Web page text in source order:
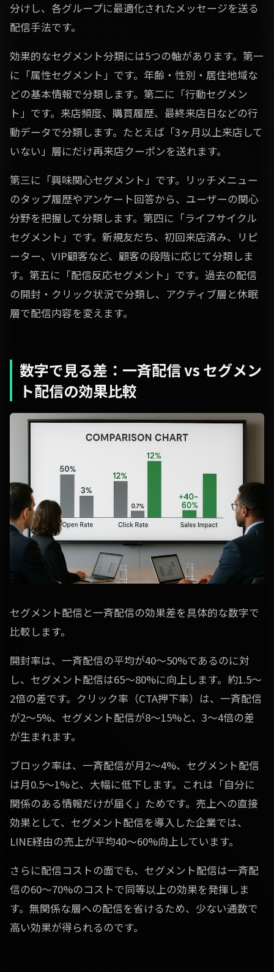
分けし、各グループに最適化されたメッセージを送る
配信手法です。
効果的なセグメント分類には5つの軸があります。第一
に「属性セグメント」です。年齢・性別・居住地域な
どの基本情報で分類します。第二に「行動セグメン
ト」です。来店頻度、購買履歴、最終来店日などの行
動データで分類します。たとえば「3ヶ月以上来店して
いない」層にだけ再来店クーポンを送れます。
第三に「興味関心セグメント」です。リッチメニュー
のタップ履歴やアンケート回答から、ユーザーの関心
分野を把握して分類します。第四に「ライフサイクル
セグメント」です。新規友だち、初回来店済み、リピ
ーター、VIP顧客など、顧客の段階に応じて分類しま
す。第五に「配信反応セグメント」です。過去の配信
の開封・クリック状況で分類し、アクティブ層と休眠
層で配信内容を変えます。
数字で見る差：一斉配信 vs セグメン
ト配信の効果比較
セグメント配信と一斉配信の効果差を具体的な数字で
比較します。
開封率は、一斉配信の平均が40〜50%であるのに対
し、セグメント配信は65〜80%に向上します。約1.5〜
2倍の差です。クリック率（CTA押下率）は、一斉配信
が2〜5%、セグメント配信が8〜15%と、3〜4倍の差
が生まれます。
ブロック率は、一斉配信が月2〜4%、セグメント配信
は月0.5〜1%と、大幅に低下します。これは「自分に
関係のある情報だけが届く」ためです。売上への直接
効果として、セグメント配信を導入した企業では、
LINE経由の売上が平均40〜60%向上しています。
さらに配信コストの面でも、セグメント配信は一斉配
信の60〜70%のコストで同等以上の効果を発揮しま
す。無関係な層への配信を省けるため、少ない通数で
高い効果が得られるのです。